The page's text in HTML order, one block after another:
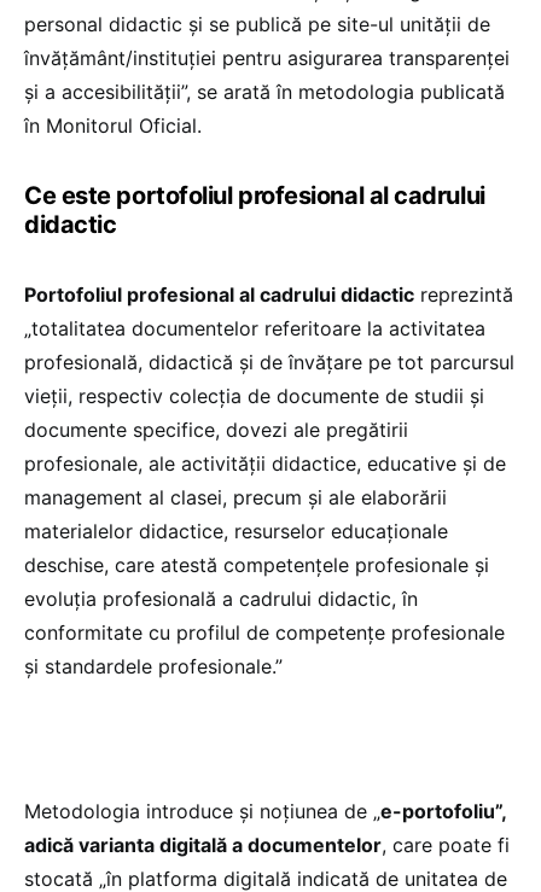
personal didactic și se publică pe site-ul unității de
învățământ/instituției pentru asigurarea transparenței
și a accesibilității”, se arată în metodologia publicată
în Monitorul Oficial.
Ce este portofoliul profesional al cadrului
didactic
Portofoliul profesional al cadrului didactic reprezintă
„totalitatea documentelor referitoare la activitatea
profesională, didactică și de învățare pe tot parcursul
vieții, respectiv colecția de documente de studii și
documente specifice, dovezi ale pregătirii
profesionale, ale activității didactice, educative și de
management al clasei, precum și ale elaborării
materialelor didactice, resurselor educaționale
deschise, care atestă competențele profesionale și
evoluția profesională a cadrului didactic, în
conformitate cu profilul de competențe profesionale
și standardele profesionale.”
Metodologia introduce și noțiunea de „e-portofoliu”,
adică varianta digitală a documentelor, care poate fi
stocată „în platforma digitală indicată de unitatea de